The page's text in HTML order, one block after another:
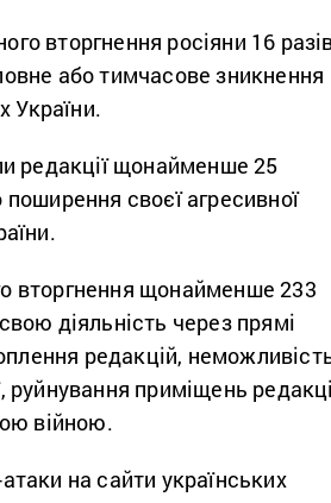
вторгнення росіяни 16
або тимчасове зникнення
України.
редакції щонайменше 25
своєї агресивної
вторгнення щонайменше 233
діяльність через прямі
редакцій,
руйнування приміщень
війною.
на сайти українських